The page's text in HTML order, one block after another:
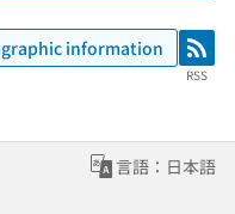
information RSS
RSS
言語：日本語